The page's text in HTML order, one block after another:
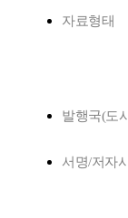
자료형태
발행국(도
서명/저자